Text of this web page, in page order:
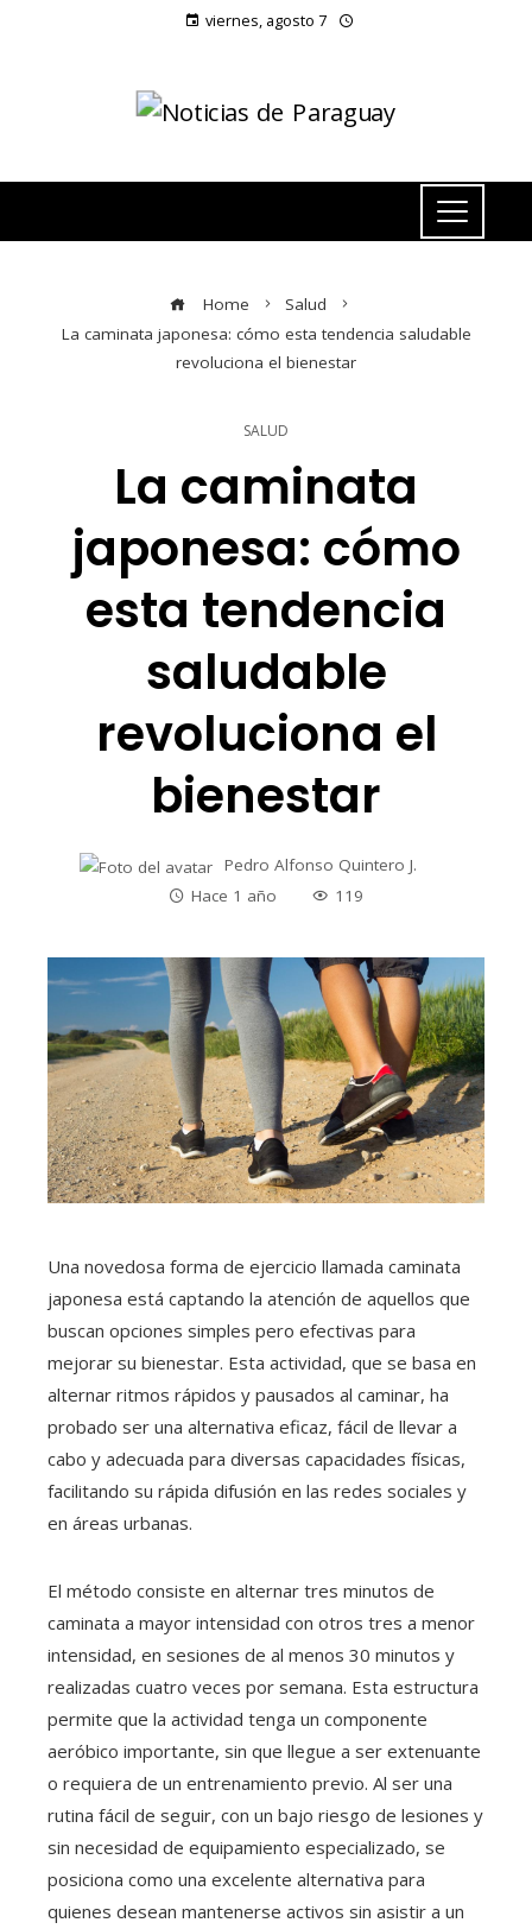
viernes, agosto 7
Home
Salud
La caminata japonesa: cómo esta tendencia saludable
revoluciona el bienestar
SALUD
La caminata
japonesa: cómo
esta tendencia
saludable
revoluciona el
bienestar
Pedro Alfonso Quintero J.
Hace 1 año
119
Una novedosa forma de ejercicio llamada caminata
japonesa está captando la atención de aquellos que
buscan opciones simples pero efectivas para
mejorar su bienestar. Esta actividad, que se basa en
alternar ritmos rápidos y pausados al caminar, ha
probado ser una alternativa eficaz, fácil de llevar a
cabo y adecuada para diversas capacidades físicas,
facilitando su rápida difusión en las redes sociales y
en áreas urbanas.
El método consiste en alternar tres minutos de
caminata a mayor intensidad con otros tres a menor
intensidad, en sesiones de al menos 30 minutos y
realizadas cuatro veces por semana. Esta estructura
permite que la actividad tenga un componente
aeróbico importante, sin que llegue a ser extenuante
o requiera de un entrenamiento previo. Al ser una
rutina fácil de seguir, con un bajo riesgo de lesiones y
sin necesidad de equipamiento especializado, se
posiciona como una excelente alternativa para
quienes desean mantenerse activos sin asistir a un